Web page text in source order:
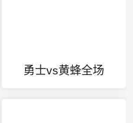
勇士vs黄蜂全场